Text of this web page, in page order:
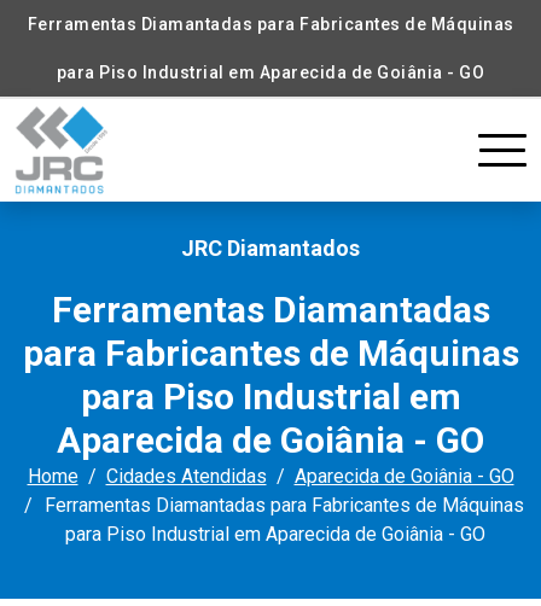
Ferramentas Diamantadas para Fabricantes de Máquinas
para Piso Industrial em Aparecida de Goiânia - GO
JRC Diamantados
Ferramentas Diamantadas
para Fabricantes de Máquinas
para Piso Industrial em
Aparecida de Goiânia - GO
Home Cidades Atendidas
Aparecida de Goiânia - GO
Ferramentas Diamantadas para Fabricantes de Máquinas
para Piso Industrial em Aparecida de Goiânia - GO